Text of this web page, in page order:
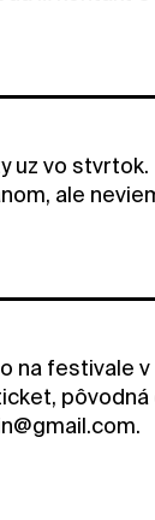
vo
ale
na festivale